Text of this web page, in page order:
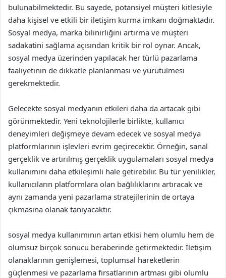
bulunabilmektedir. Bu sayede, potansiyel müşteri kitlesiyle
daha kişisel ve etkili bir iletişim kurma imkanı doğmaktadır.
Sosyal medya, marka bilinirliğini artırma ve müşteri
sadakatini sağlama açısından kritik bir rol oynar. Ancak,
sosyal medya üzerinden yapılacak her türlü pazarlama
faaliyetinin de dikkatle planlanması ve yürütülmesi
gerekmektedir.
Gelecekte sosyal medyanın etkileri daha da artacak gibi
görünmektedir. Yeni teknolojilerle birlikte, kullanıcı
deneyimleri değişmeye devam edecek ve sosyal medya
platformlarının işlevleri evrim geçirecektir. Örneğin, sanal
gerçeklik ve artırılmış gerçeklik uygulamaları sosyal medya
kullanımını daha etkileşimli hale getirebilir. Bu tür yenilikler,
kullanıcıların platformlara olan bağlılıklarını artıracak ve
aynı zamanda yeni pazarlama stratejilerinin de ortaya
çıkmasına olanak tanıyacaktır.
sosyal medya kullanımının artan etkisi hem olumlu hem de
olumsuz birçok sonucu beraberinde getirmektedir. İletişim
olanaklarının genişlemesi, toplumsal hareketlerin
güçlenmesi ve pazarlama fırsatlarının artması gibi olumlu